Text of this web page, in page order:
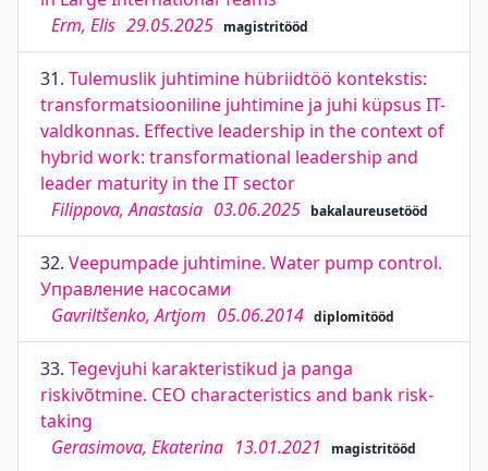
Erm, Elis 29.05.2025 magistritööd
31. Tulemuslik juhtimine hübriidtöö kontekstis:
transformatsiooniline juhtimine ja juhi küpsus IT-
valdkonnas. Effective leadership in the context of
hybrid work: transformational leadership and
leader maturity in the IT sector
Filippova, Anastasia 03.06.2025 bakalaureusetööd
32. Veepumpade juhtimine. Water pump control.
Управление насосами
Gavriltšenko, Artjom 05.06.2014 diplomitööd
33. Tegevjuhi karakteristikud ja panga
riskivõtmine. CEO characteristics and bank risk-
taking
Gerasimova, Ekaterina 13.01.2021 magistritööd